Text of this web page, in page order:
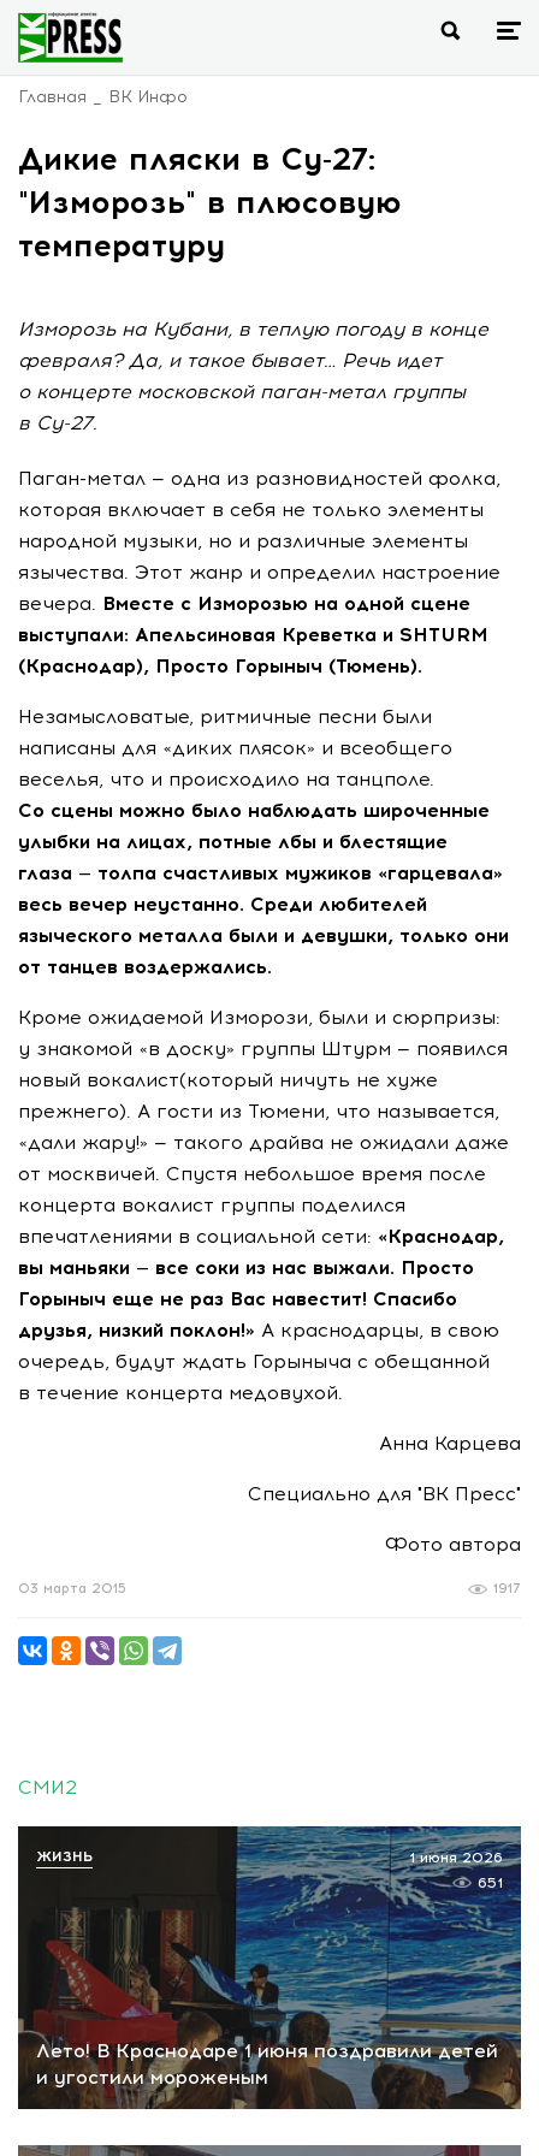
Главная ВК Инфо
Дикие пляски в Су-27:
"Изморозь" в плюсовую
температуру
Изморозь на Кубани, в теплую погоду в конце
февраля? Да, и такое бывает… Речь идет
о концерте московской паган-метал группы
в Су-27.
Паган-метал — одна из разновидностей фолка,
которая включает в себя не только элементы
народной музыки, но и различные элементы
язычества. Этот жанр и определил настроение
вечера. Вместе с Изморозью на одной сцене
выступали: Апельсиновая Креветка и SHTURM
(Краснодар), Просто Горыныч (Тюмень).
Незамысловатые, ритмичные песни были
написаны для «диких плясок» и всеобщего
веселья, что и происходило на танцполе.
Со сцены можно было наблюдать широченные
улыбки на лицах, потные лбы и блестящие
глаза — толпа счастливых мужиков «гарцевала»
весь вечер неустанно. Среди любителей
языческого металла были и девушки, только они
от танцев воздержались.
Кроме ожидаемой Изморози, были и сюрпризы:
у знакомой «в доску» группы Штурм — появился
новый вокалист(который ничуть не хуже
прежнего). А гости из Тюмени, что называется,
«дали жару!» — такого драйва не ожидали даже
от москвичей. Спустя небольшое время после
концерта вокалист группы поделился
впечатлениями в социальной сети: «Краснодар,
вы маньяки — все соки из нас выжали. Просто
Горыныч еще не раз Вас навестит! Спасибо
друзья, низкий поклон!» А краснодарцы, в свою
очередь, будут ждать Горыныча с обещанной
в течение концерта медовухой.
Анна Карцева
Специально для "ВК Пресс"
Фото автора
1917
03 марта 2015
СМИ2
Лето! В Краснодаре 1 июня поздравили детей
и угостили мороженым
1 июня 2026
651
ЖИЗНЬ